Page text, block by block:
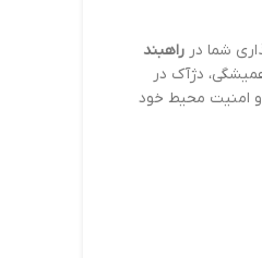
شما درراهبند
دژآک در
و امنیت محیط خود